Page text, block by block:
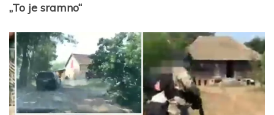
„To je sramno“